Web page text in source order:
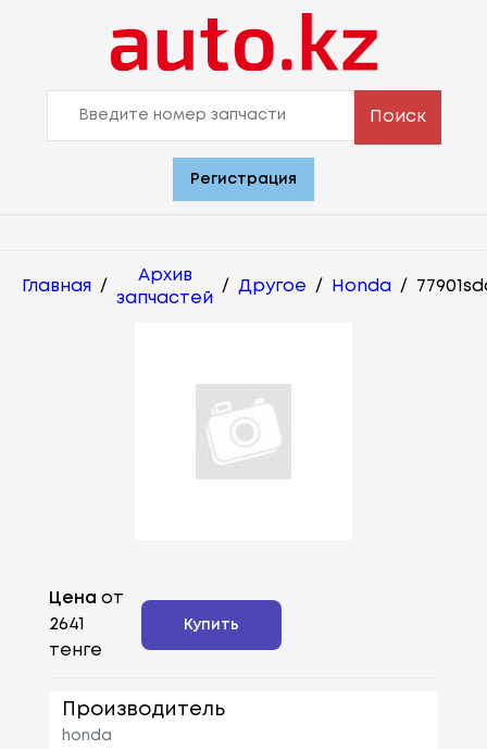
Поиск
Регистрация
Главная /
Архив
запчастей
/ Другое / Honda /
Цена от
2641
тенге
Купить
Производитель
honda